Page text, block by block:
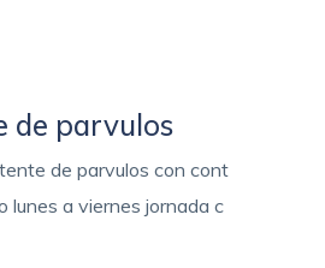
de parvulos
de parvulos con cont
lunes a viernes jornada c